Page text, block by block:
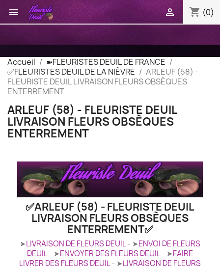
 shopping_cart (0)

Accueil
➽FLEURISTES DEUIL DE FRANCE
✅FLEURISTES DEUIL DE LA NIÈVRE
ARLEUF (58) -
FLEURISTE DEUIL LIVRAISON FLEURS OBSÈQUES
ENTERREMENT
ARLEUF (58) - FLEURISTE DEUIL
LIVRAISON FLEURS OBSÈQUES
ENTERREMENT
✅ARLEUF (58) - FLEURISTE DEUIL
LIVRAISON FLEURS OBSÈQUES
ENTERREMENT✅
➤LIVRAISON DE FLEURS DEUIL- ➤ENVOI DE FLEURS
DEUIL- ➤ENVOYER DES FLEURS DEUIL- ➤FAIRE
LIVRER DES FLEURS DEUIL- ➤LIVRAISON DE FLEURS